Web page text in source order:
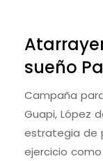
sueño
Campaña
Guapi, López
estrategia de
ejercicio